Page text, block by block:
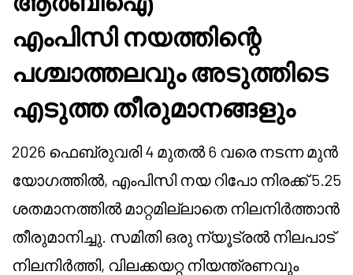
എംപിസി നയത്തിന്റെ
പശ്ചാത്തലവും അടുത്തിടെ
എടുത്ത തീരുമാനങ്ങളും
2026 ഫെബ്രുവരി 4 മുതൽ 6 വരെ നടന്ന മുൻ
യോഗത്തിൽ, എംപിസി നയ റിപോ നിരക്ക് 5.25
ശതമാനത്തിൽ മാറ്റമില്ലാതെ നിലനിർത്താൻ
തീരുമാനിച്ചു. സമിതി ഒരു ന്യൂട്രൽ നിലപാട്
നിലനിർത്തി, വിലക്കയറ്റ നിയന്ത്രണവും